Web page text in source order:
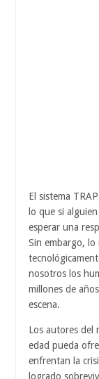
El sistema
lo que si
esperar una
Sin embargo, lo
nosotros los
millones de
escena.
Los autores del
edad pueda
enfrentan la
logrado